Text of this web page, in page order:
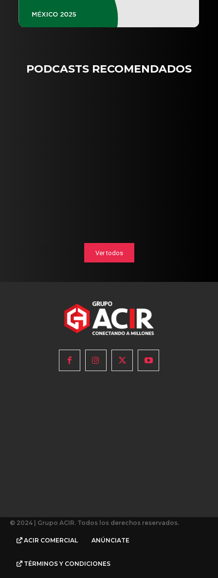
PODCASTS RECOMENDADOS
Ver todos
© 2024 | Grupo ACIR. Todos los derechos reservados.
ACIR COMERCIAL ANÚNCIATE
TÉRMINOS Y CONDICIONES